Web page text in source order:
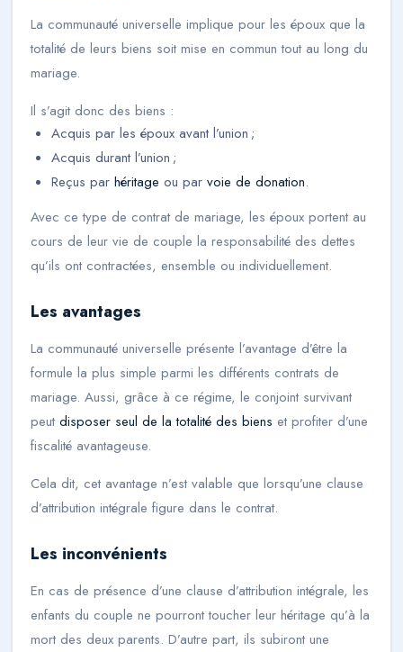
La communauté universelle implique pour les époux que la
totalité de leurs biens soit mise en commun tout au long du
mariage.
Il s’agit donc des biens :
Acquis par les époux avant l’union ;
Acquis durant l’union ;
Reçus par héritage ou par voie de donation.
Avec ce type de contrat de mariage, les époux portent au
cours de leur vie de couple la responsabilité des dettes
qu’ils ont contractées, ensemble ou individuellement.
Les avantages
La communauté universelle présente l’avantage d’être la
formule la plus simple parmi les différents contrats de
mariage. Aussi, grâce à ce régime, le conjoint survivant
peut disposer seul de la totalité des biens et profiter d’une
fiscalité avantageuse.
Cela dit, cet avantage n’est valable que lorsqu’une clause
d’attribution intégrale figure dans le contrat.
Les inconvénients
En cas de présence d’une clause d’attribution intégrale, les
enfants du couple ne pourront toucher leur héritage qu’à la
mort des deux parents. D’autre part, ils subiront une